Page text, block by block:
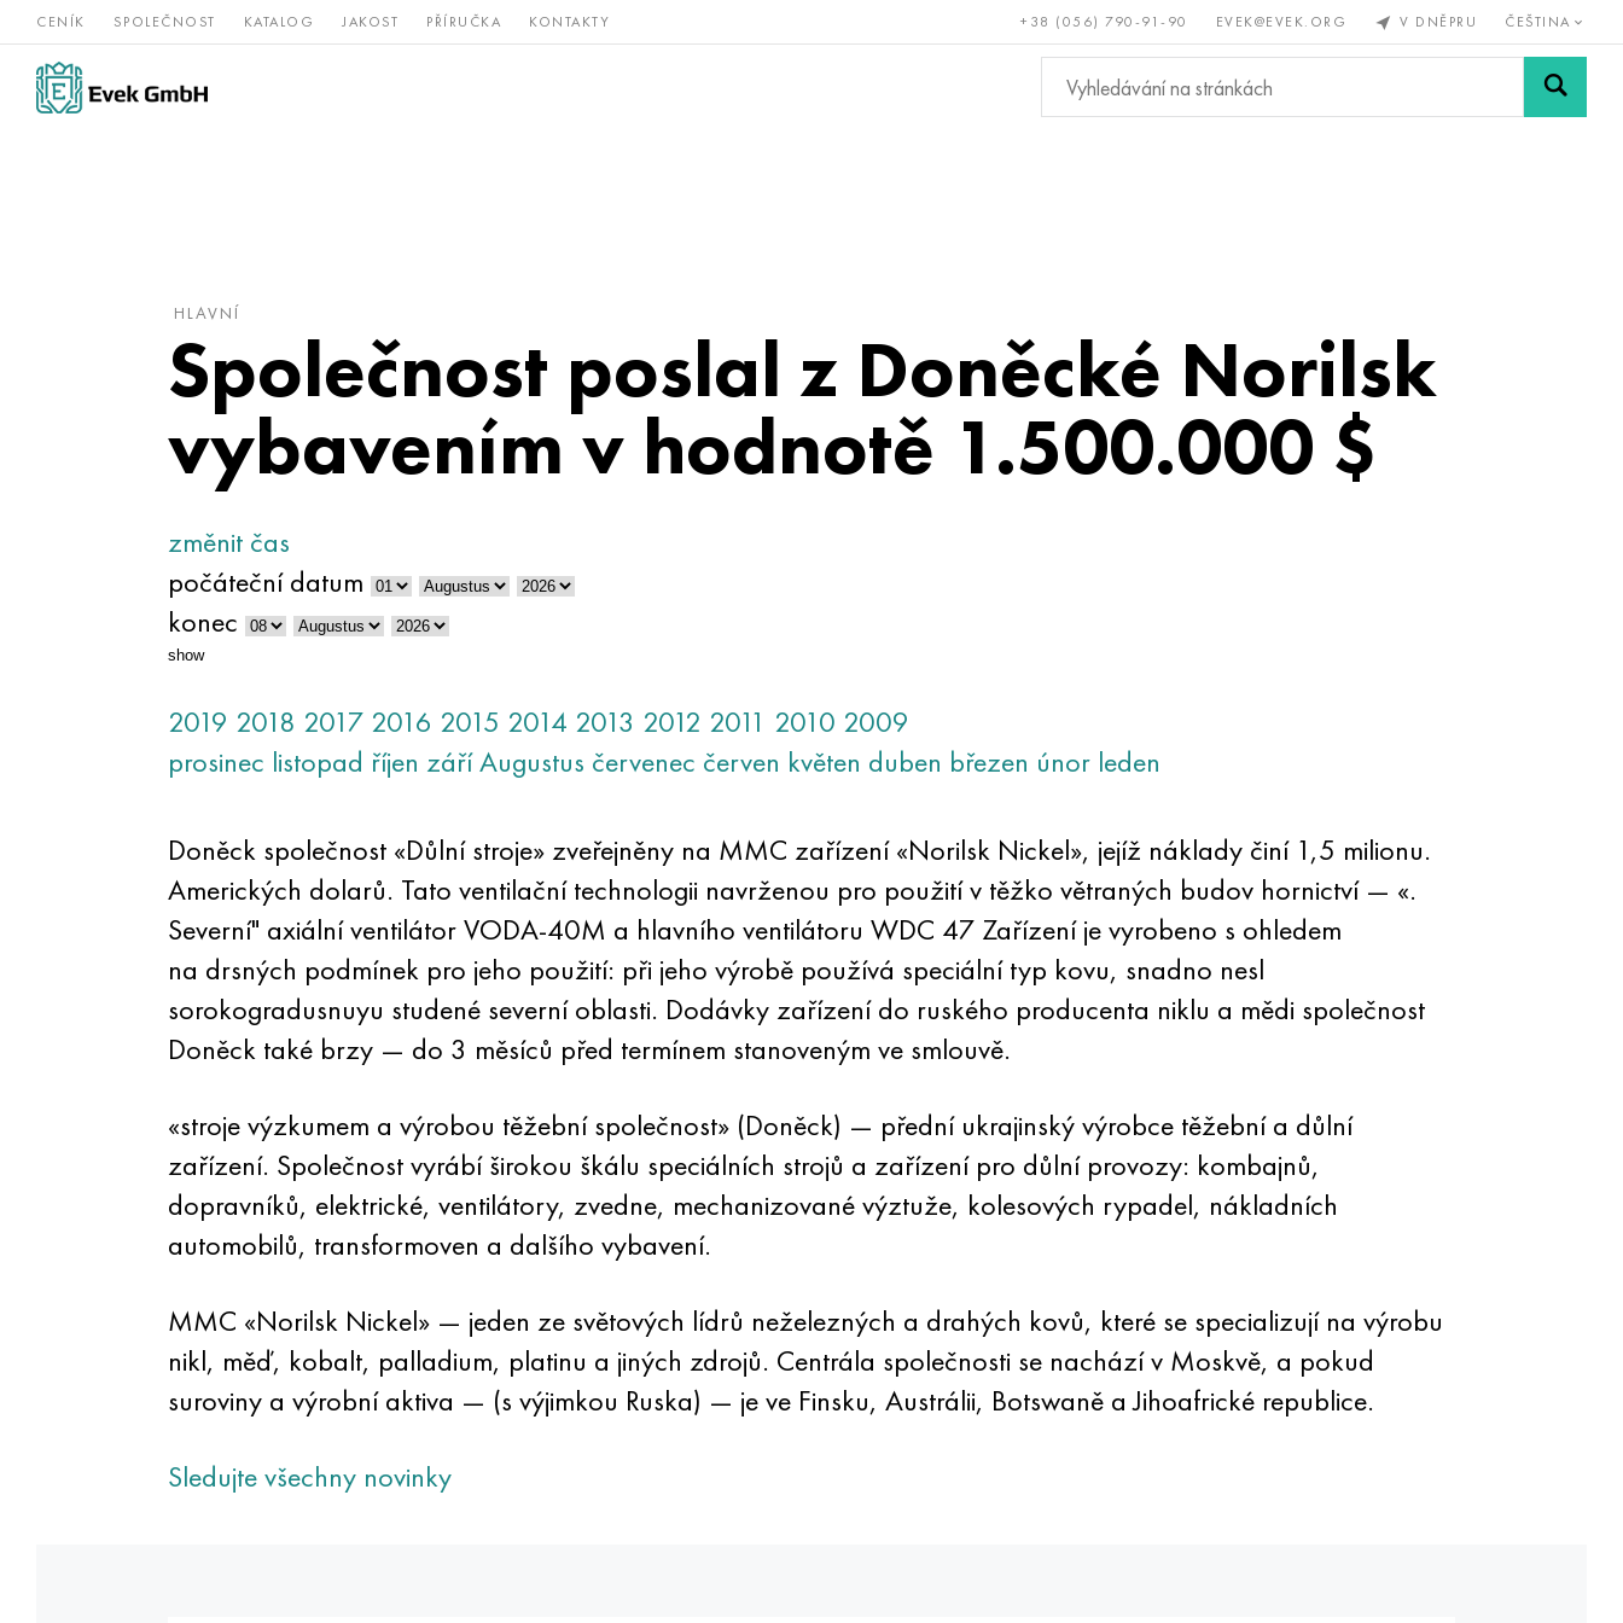
CENÍK SPOLEČNOST KATALOG JAKOST PŘÍRUČKA KONTAKTY +38 (056) 790-91-90 EVEK@EVEK.ORG V DNĚPRU ČEŠTINA
Slitiny
niklu
nerezová Vzácné a Bronz, měď, Neželezné
kovy
Legovaná Sítě a
HLAVNÍ
Společnost poslal z Doněcké Norilsk
vybavením v hodnotě 1.500.000 $
změnit čas
počáteční datum
konec
show
2019 2018 2017 2016 2015 2014 2013 2012 2011 2010 2009
prosinec listopad říjen záříAugustus červenec červen květen duben březen únor leden
Doněck společnost «Důlní stroje» zveřejněny na MMC zařízení «Norilsk Nickel», jejíž náklady činí 1,5 milionu.
Amerických dolarů. Tato ventilační technologii navrženou pro použití v těžko větraných budov hornictví — «.
Severní" axiální ventilátor VODA-40M a hlavního ventilátoru WDC 47 Zařízení je vyrobeno s ohledem
na drsných podmínek pro jeho použití: při jeho výrobě používá speciální typ kovu, snadno nesl
sorokogradusnuyu studené severní oblasti. Dodávky zařízení do ruského producenta niklu a mědi společnost
Doněck také brzy — do 3 měsíců před termínem stanoveným ve smlouvě.
«stroje výzkumem a výrobou těžební společnost» (Doněck) — přední ukrajinský výrobce těžební a důlní
zařízení. Společnost vyrábí širokou škálu speciálních strojů a zařízení pro důlní provozy: kombajnů,
dopravníků, elektrické, ventilátory, zvedne, mechanizované výztuže, kolesových rypadel, nákladních
automobilů, transformoven a dalšího vybavení.
MMC «Norilsk Nickel» — jeden ze světových lídrů neželezných a drahých kovů, které se specializují na výrobu
nikl, měď, kobalt, palladium, platinu a jiných zdrojů. Centrála společnosti se nachází v Moskvě, a pokud
suroviny a výrobní aktiva — (s výjimkou Ruska) — je ve Finsku, Austrálii, Botswaně a Jihoafrické republice.
Sledujte všechny novinky